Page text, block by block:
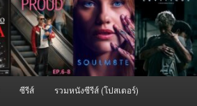
ซีรีส์ รวมหนังซีรีส์ (โปสเตอร์)